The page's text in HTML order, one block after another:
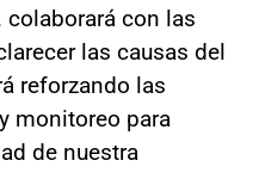
colaborará con las
las causas del
reforzando las
monitoreo para
de nuestra